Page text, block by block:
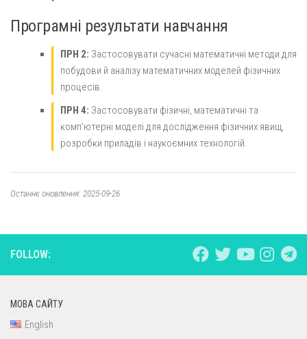
Програмні результати навчання
ПРН 2: Застосовувати сучасні математичні методи для
побудови й аналізу математичних моделей фізичних
процесів.
ПРН 4: Застосовувати фізичні, математичні та
комп'ютерні моделі для дослідження фізичних явищ,
розробки приладів і наукоємних технологій.
Останнє оновлення: 2025-09-26
FOLLOW:
МОВА САЙТУ
English